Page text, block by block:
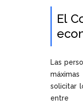
El
Las
solicitar
entre